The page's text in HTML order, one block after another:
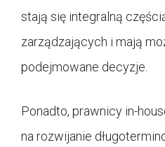
stają się integralną
zarządzających i mają
podejmowane decyzje.
Ponadto, prawnicy in-
na rozwijanie